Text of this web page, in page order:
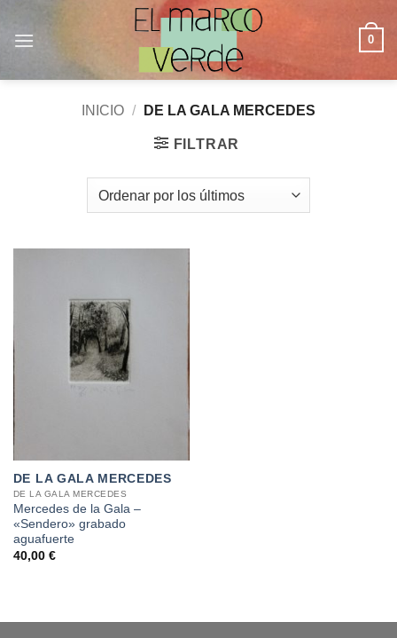
0
INICIO / DE LA GALA MERCEDES
FILTRAR
DE LA GALA MERCEDES
DE LA GALA MERCEDES
Mercedes de la Gala –
«Sendero» grabado
aguafuerte
40,00 €